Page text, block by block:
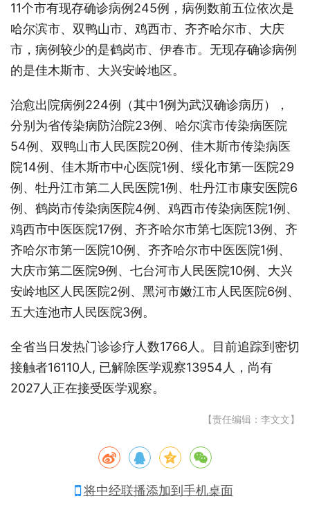
11个市有现存确诊病例245例，病例数前五位依次是
哈尔滨市、双鸭山市、鸡西市、齐齐哈尔市、大庆
市，病例较少的是鹤岗市、伊春市。无现存确诊病例
的是佳木斯市、大兴安岭地区。
治愈出院病例224例（其中1例为武汉确诊病历），
分别为省传染病防治院23例、哈尔滨市传染病医院
54例、双鸭山市人民医院20例、佳木斯市传染病医
院14例、佳木斯市中心医院1例、绥化市第一医院29
例、牡丹江市第二人民医院1例、牡丹江市康安医院6
例、鹤岗市传染病医院4例、鸡西市传染病医院1例、
鸡西市中医医院17例、齐齐哈尔市第七医院13例、齐
齐哈尔市第一医院10例、齐齐哈尔市中医医院1例、
大庆市第二医院9例、七台河市人民医院10例、大兴
安岭地区人民医院2例、黑河市嫩江市人民医院6例、
五大连池市人民医院3例。
全省当日发热门诊诊疗人数1766人。目前追踪到密切
接触者16110人, 已解除医学观察13954人，尚有
2027人正在接受医学观察。
【责任编辑：李文文】
将中经联播添加到手机桌面